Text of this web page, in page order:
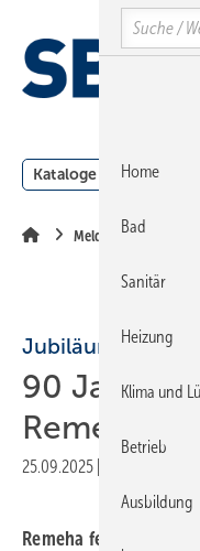
Hauptinhalt
Hauptmenü
SiteSearch
Kataloge
Meldungen
Jubiläum
90 Jahre
Remeha
25.09.2025
Remeha feiert 90-
Search
Home
Bad
Sanitär
Heizung
Klima und
Betrieb
Ausbildung